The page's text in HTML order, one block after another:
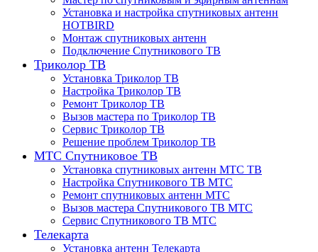
Установка и настройка спутниковых антенн
HOTBIRD
Монтаж спутниковых антенн
Подключение Спутникового ТВ
Триколор ТВ
Установка Триколор ТВ
Настройка Триколор ТВ
Ремонт Триколор ТВ
Вызов мастера по Триколор ТВ
Сервис Триколор ТВ
Решение проблем Триколор ТВ
МТС Спутниковое ТВ
Установка спутниковых антенн МТС ТВ
Настройка Спутникового ТВ МТС
Ремонт спутниковых антенн МТС
Вызов мастера Спутникового ТВ МТС
Сервис Спутникового ТВ МТС
Телекарта
Установка антенн Телекарта